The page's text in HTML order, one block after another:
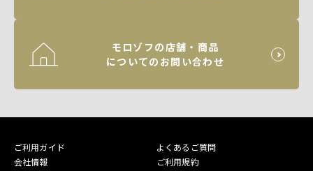
モロゾフの店舗・商品
についてのお問い合わせ
ご利用ガイド
よくあるご質問
会社情報
ご利用規約